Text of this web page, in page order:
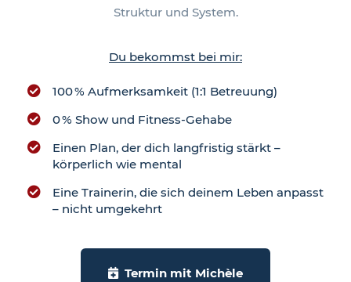
Struktur und System.
Du bekommst bei mir:
100 % Aufmerksamkeit (1:1 Betreuung)
0 % Show und Fitness-Gehabe
Einen Plan, der dich langfristig stärkt –
körperlich wie mental
Eine Trainerin, die sich deinem Leben anpasst
– nicht umgekehrt
Termin mit Michèle